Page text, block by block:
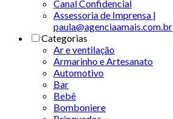
Canal Confidencial
Assessoria de Imprensa |
paula@agenciaamais.com.br
Categorias
Ar e ventilação
Armarinho e Artesanato
Automotivo
Bar
Bebê
Bomboniere